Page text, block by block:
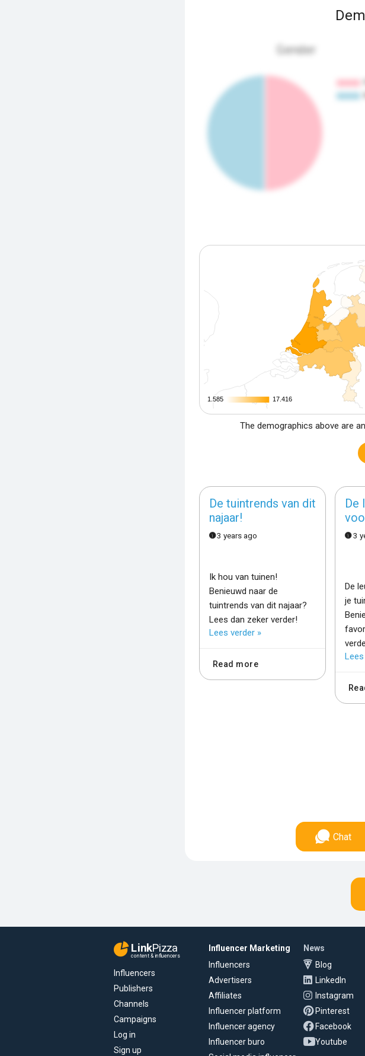
Gender
1.585
1.585 17.416
17.416
The demographics above are
De tuintrends van dit
najaar!
3 years ago
Ik hou van tuinen!
Benieuwd naar de
tuintrends van dit najaar?
Lees dan zeker verder!
Lees verder »
Read more
De
3
De
je
Chat
LinkPizza
content & influencers
Influencers
Publishers
Channels
Campaigns
Log in
Sign up
Influencer Marketing
Influencers
Advertisers
Affiliates
Influencer platform
Influencer agency
Influencer buro
News
Blog
LinkedIn
Instagram
Pinterest
Facebook
Youtube